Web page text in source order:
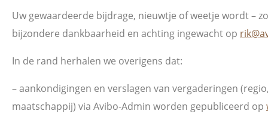
Uw gewaardeerde bijdrage, nieuwtje of weetje wordt –
bijzondere dankbaarheid en achting ingewacht op
In de rand herhalen we overigens dat:
– aankondigingen en verslagen van vergaderingen
maatschappij) via Avibo-Admin worden gepubliceerd op